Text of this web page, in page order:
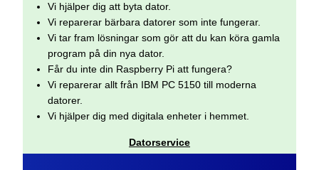
Vi hjälper dig att byta dator.
Vi reparerar bärbara datorer som inte fungerar.
Vi tar fram lösningar som gör att du kan köra gamla
program på din nya dator.
Får du inte din Raspberry Pi att fungera?
Vi reparerar allt från IBM PC 5150 till moderna
datorer.
Vi hjälper dig med digitala enheter i hemmet.
Datorservice